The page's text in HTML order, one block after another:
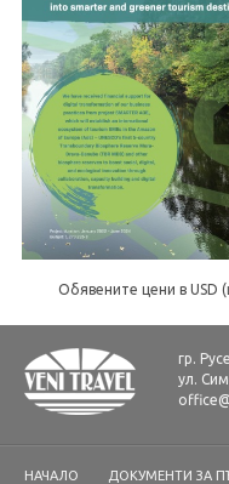
Обявените цени в USD
гр.
ул.
НАЧАЛО ДОКУМЕНТИ ЗА